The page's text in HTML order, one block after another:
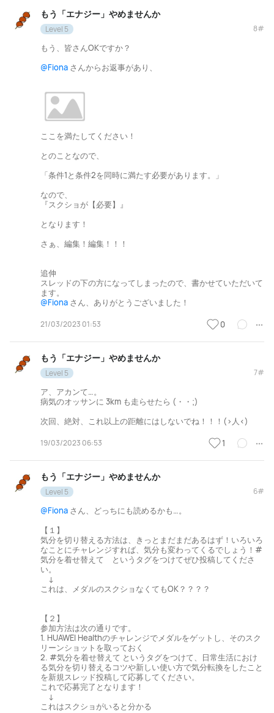
もう「エナジー」やめませんか
Level 5 8#
もう、皆さんOKですか？
@Fiona さんからお返事があり、
ここを満たしてください！
とのことなので、
「条件1と条件2を同時に満たす必要があります。」
なので、
『スクショが【必要】』
となります！
さぁ、編集！編集！！！
追伸
スレッドの下の方になってしまったので、書かせていただいて
ます。
@Fiona さん、ありがとうございました！
21/03/2023 01:53 0
もう「エナジー」やめませんか
Level 5 7#
ア、アカンて…。
病気のオッサンに 3km も走らせたら (・・;)
次回、絶対、これ以上の距離にはしないでね！！！(>人<)
19/03/2023 06:53 1
もう「エナジー」やめませんか
Level 5 6#
@Fiona さん、どっちにも読めるかも…。
【１】
気分を切り替える方法は、きっとまだまだあるはず！いろいろ
なことにチャレンジすれば、気分も変わってくるでしょう！#
気分を着せ替えて というタグをつけてぜひ投稿してくださ
い。
↓
これは、メダルのスクショなくてもOK？？？？
【２】
参加方法は次の通りです。
1. HUAWEI Healthのチャレンジでメダルをゲットし、そのスク
リーンショットを取っておく
2. #気分を着せ替えて というタグをつけて、日常生活におけ
る気分を切り替えるコツや新しい使い方で気分転換をしたこと
を新規スレッド投稿して応募してください。
これで応募完了となります！
↓
これはスクショがいると分かる